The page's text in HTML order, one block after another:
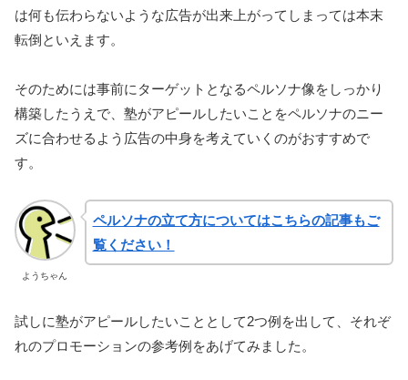
は何も伝わらないような広告が出来上がってしまっては本末
転倒といえます。
そのためには事前にターゲットとなるペルソナ像をしっかり
構築したうえで、塾がアピールしたいことをペルソナのニー
ズに合わせるよう広告の中身を考えていくのがおすすめで
す。
ようちゃん
ペルソナの立て方についてはこちらの記事もご
覧ください！
試しに塾がアピールしたいこととして2つ例を出して、それぞ
れのプロモーションの参考例をあげてみました。